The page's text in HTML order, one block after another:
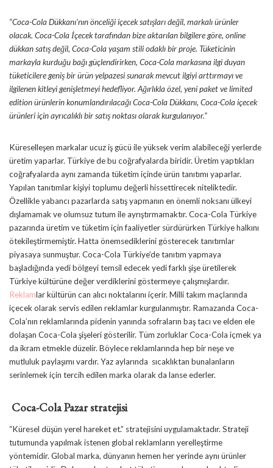
“Coca-Cola Dükkanı’nın önceliği içecek satışları değil, markalı ürünler
olacak. Coca-Cola İçecek tarafından bize aktarılan bilgilere göre, online
dükkan satış değil, Coca-Cola yaşam stili odaklı bir proje. Tüketicinin
markayla kurduğu bağı güçlendirirken, Coca-Cola markasına ilgi duyan
tüketicilere geniş bir ürün yelpazesi sunarak mevcut ilgiyi arttırmayı ve
ilgilenen kitleyi genişletmeyi hedefliyor. Ağırlıkla özel, yeni paket ve limited
edition ürünlerin konumlandırılacağı Coca-Cola Dükkanı, Coca-Cola içecek
ürünleri için ayrıcalıklı bir satış noktası olarak kurgulanıyor.”
Küreselleşen markalar ucuz iş gücü ile yüksek verim alabileceği yerlerde
üretim yaparlar. Türkiye de bu coğrafyalarda biridir. Üretim yaptıkları
coğrafyalarda aynı zamanda tüketim içinde ürün tanıtımı yaparlar.
Yapılan tanıtımlar kişiyi toplumu değerli hissettirecek niteliktedir.
Özellikle yabancı pazarlarda satış yapmanın en önemli noksanı ülkeyi
dışlamamak ve olumsuz tutum ile ayrıştırmamaktır. Coca-Cola Türkiye
pazarında üretim ve tüketim için faaliyetler sürdürürken Türkiye halkını
ötekileştirmemiştir. Hatta önemsediklerini gösterecek tanıtımlar
piyasaya sunmuştur. Coca-Cola Türkiye’de tanıtım yapmaya
başladığında yedi bölgeyi temsil edecek yedi farklı şişe üretilerek
Türkiye kültürüne değer verdiklerini göstermeye çalışmışlardır.
Reklamlar kültürün can alıcı noktalarını içerir. Milli takım maçlarında
içecek olarak servis edilen reklamlar kurgulanmıştır. Ramazanda Coca-
Cola’nın reklamlarında pidenin yanında sofraların baş tacı ve elden ele
dolaşan Coca-Cola şişeleri gösterilir. Tüm zorluklar Coca-Cola içmek ya
da ikram etmekle düzelir. Böylece reklamlarında hep bir neşe ve
mutluluk paylaşımı vardır. Yaz aylarında sıcaklıktan bunalanların
serinlemek için tercih edilen marka olarak da lanse ederler.
Coca-Cola Pazar stratejisi
“Küresel düşün yerel hareket et.” stratejisini uygulamaktadır. Strateji
tutumunda yapılmak istenen global reklamların yerelleştirme
yöntemidir. Global marka, dünyanın hemen her yerinde aynı ürünler